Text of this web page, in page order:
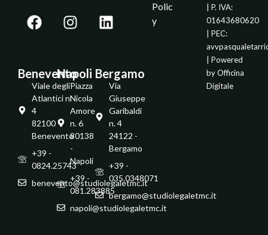
Benevento
Viale degli
Atlantici n.
4
82100 -
Benevento
+39 -
0824.25743
benevento@studiolegaletmc.it
Napoli
Piazza
Nicola
Amore
n. 6
80138
-
Napoli
+39 -
081.283885
napoli@studiolegaletmc.it
Bergamo
Via
Giuseppe
Garibaldi
n. 4
24122 -
Bergamo
+39 -
035.0348071
bergamo@studiolegaletmc.it
Polic
y
| P. IVA:
01643680620
| PEC:
| Powered
byOfficina
Digitale